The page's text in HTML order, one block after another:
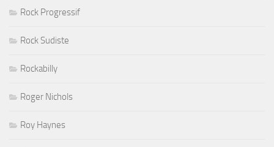
Rock Progressif
Rock Sudiste
Rockabilly
Roger Nichols
Roy Haynes